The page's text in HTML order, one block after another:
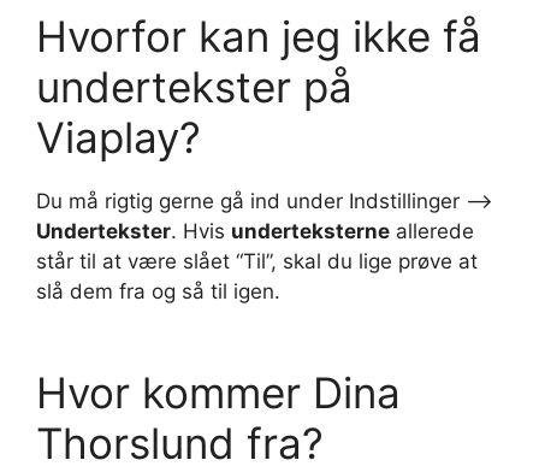
Hvorfor kan jeg ikke få
undertekster på
Viaplay?
Du må rigtig gerne gå ind under Indstillinger –>
Undertekster. Hvis underteksterne allerede
står til at være slået “Til”, skal du lige prøve at
slå dem fra og så til igen.
Hvor kommer Dina
Thorslund fra?